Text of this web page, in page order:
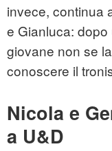
invece, continua
e Gianluca:
giovane non se
conoscere il
Nicola e
a U&D